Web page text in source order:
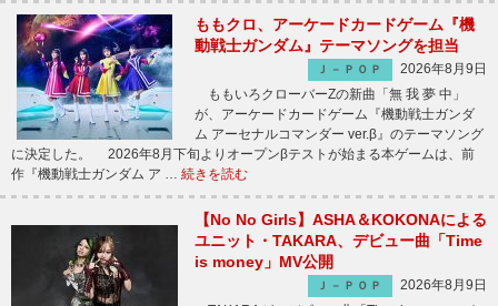
ももクロ、アーケードカードゲーム『機
動戦士ガンダム』テーマソングを担当
Ｊ－ＰＯＰ
2026年8月9日
ももいろクローバーZの新曲「無 我 夢 中」
が、アーケードカードゲーム『機動戦士ガンダ
ム アーセナルコマンダー ver.β』のテーマソング
に決定した。 2026年8月下旬よりオープンβテストが始まる本ゲームは、前
作『機動戦士ガンダム ア … 続きを読む
【No No Girls】ASHA＆KOKONAによる
ユニット・TAKARA、デビュー曲「Time
is money」MV公開
Ｊ－ＰＯＰ
2026年8月9日